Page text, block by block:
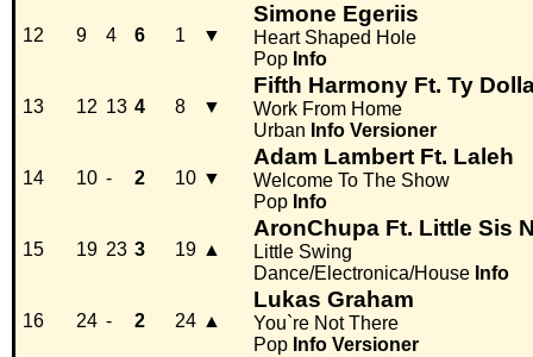
12 9 4 6 1 ▼
Simone Egeriis
Heart Shaped Hole
Pop Info
13 12 13 4 8 ▼
Fifth Harmony Ft. Ty
Work From Home
Urban Info Versioner
14 10 - 2 10 ▼
Adam Lambert Ft. Laleh
Welcome To The Show
Pop Info
15 19 23 3 19 ▲
AronChupa Ft. Little Sis
Little Swing
Dance/Electronica/House Info
16 24 - 2 24 ▲
Lukas Graham
You`re Not There
Pop Info Versioner